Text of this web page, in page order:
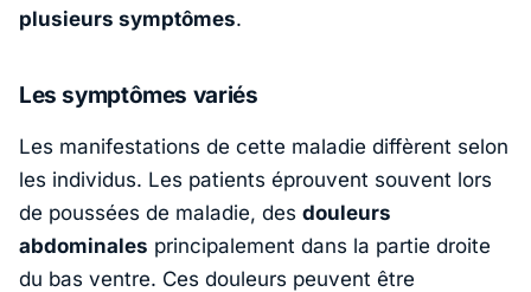
plusieurs symptômes.
Les symptômes variés
Les manifestations de cette maladie diffèrent selon
les individus. Les patients éprouvent souvent lors
de poussées de maladie, des douleurs
abdominales principalement dans la partie droite
du bas ventre. Ces douleurs peuvent être